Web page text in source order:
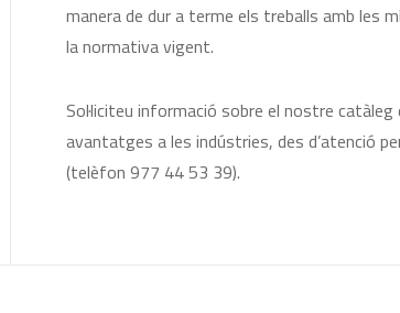
manera de dur a terme els treballs amb les
la normativa vigent.
Sol·liciteu informació sobre el nostre
avantatges a les indústries, des d’atenció
(telèfon 977 44 53 39).